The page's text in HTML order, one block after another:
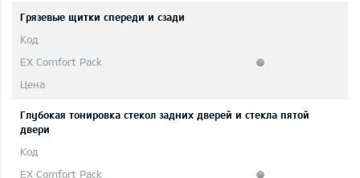
Грязевые щитки спереди и сзади
Глубокая тонировка стекол задних дверей и стекла пятой
двери